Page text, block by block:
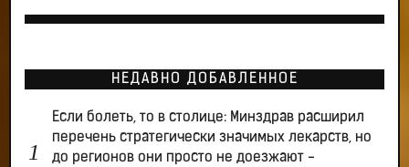
НЕДАВНО ДОБАВЛЕННОЕ
Если болеть, то в столице: Минздрав расширил
перечень стратегически значимых лекарств, но
до регионов они просто не доезжают -